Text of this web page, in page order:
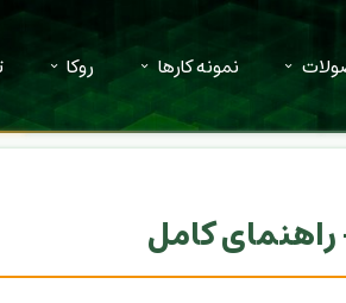
نمونه کارها روکا
کامل